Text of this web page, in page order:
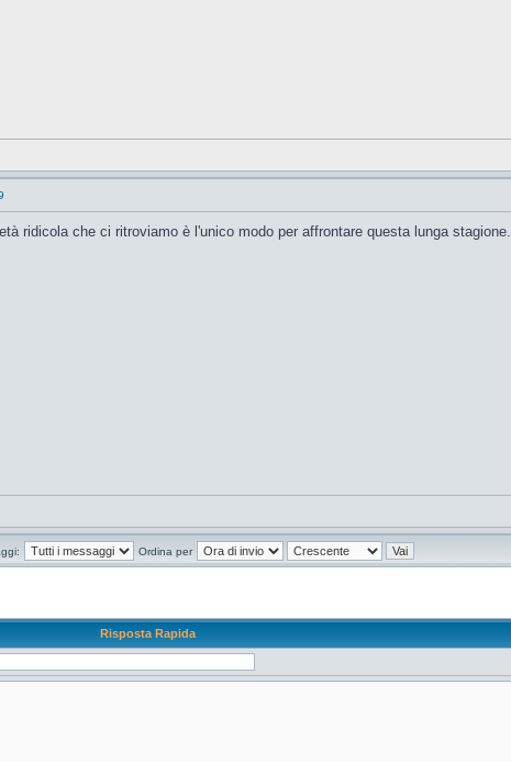
ridicola che ci ritroviamo è l'unico modo per affrontare questa lunga stagione.
Ordina per
Risposta Rapida